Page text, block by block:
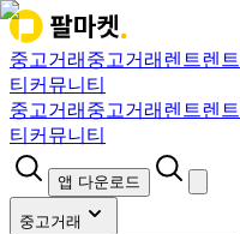
중고거래 중고거래 렌트렌트
티 커뮤니티
중고거래 중고거래 렌트렌트
티 커뮤니티
앱 다운로드
중고거래